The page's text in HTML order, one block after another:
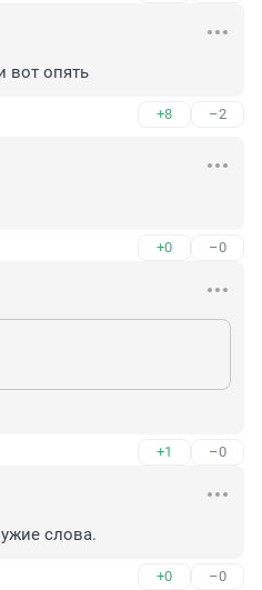
вот опять
+8 –2
+0 –0
+1 –0
слова.
+0 –0